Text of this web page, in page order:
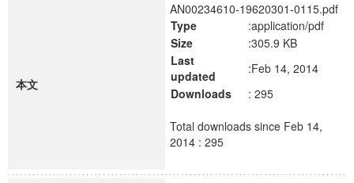
本文
AN00234610-19620301-0115.pdf
Type
:application/pdf
Size
:305.9 KB
Last
updated
:Feb 14, 2014
Downloads
: 295
Total downloads since Feb 14,
2014 : 295